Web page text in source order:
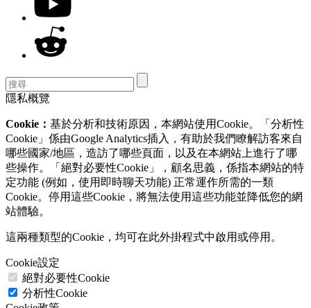
隱私概覽
Cookie： 基於分析和技術原因，本網站使用Cookie。「分析性
Cookie」係由Google Analytics插入，有助於我們瞭解訪客來自
哪些國家/地區，造訪了哪些頁面，以及在本網站上進行了哪
些操作。「絕對必要性Cookie」，顧名思義，係指本網站的特
定功能 (例如，使用即時聊天功能) 正常運作所需的一類
Cookie。停用這些Cookie，將無法使用這些功能並降低您的網
站體驗。
這兩種類型的Cookie，均可在此外掛程式中啟用或停用。
Cookie設定
絕對必要性Cookie
分析性Cookie